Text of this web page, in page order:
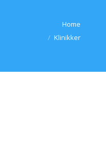
You are here:
Home
Klinikker